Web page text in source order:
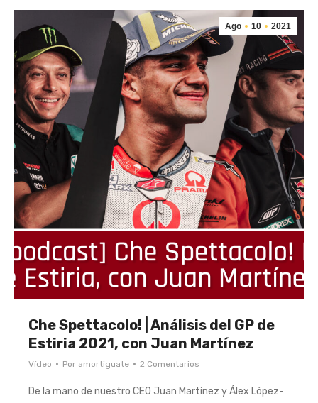
Ago 10 2021
Che Spettacolo! | Análisis del GP de
Estiria 2021, con Juan Martínez
Vídeo Por amortiguate 2 Comentarios
De la mano de nuestro CEO Juan Martínez y Álex López-